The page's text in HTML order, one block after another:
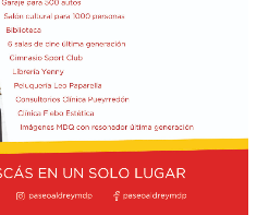
de recaudación”, explicó
ninguna autoridad
exigir la acreditación de un
requisito para iniciar,
o solicitar un duplicado del